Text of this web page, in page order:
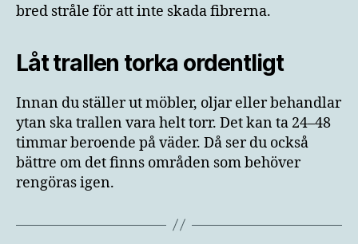
bred stråle för att inte skada fibrerna.
Låt trallen torka ordentligt
Innan du ställer ut möbler, oljar eller behandlar
ytan ska trallen vara helt torr. Det kan ta 24–48
timmar beroende på väder. Då ser du också
bättre om det finns områden som behöver
rengöras igen.